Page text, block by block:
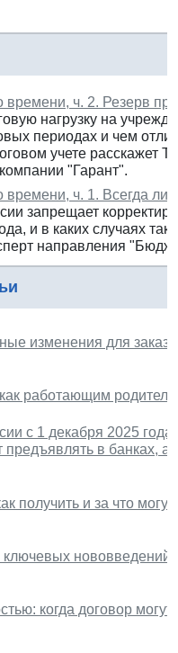
времени, ч. 2. Резерв
нагрузку на
периодах и чем
учете расскажет
"Гарант".
ч. 1. Всегда ли
запрещает
и в каких случаях
направления
изменения для
работающим
с 1 декабря 2025
предъявлять в банках,
получить и за что
ключевых нововведений
когда договор